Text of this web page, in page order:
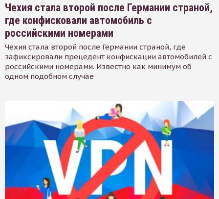
Чехия стала второй после Германии страной,
где конфисковали автомобиль с
российскими номерами
Чехия стала второй после Германии страной, где
зафиксировали прецедент конфискации автомобилей с
российскими номерами. Известно как минимум об
одном подобном случае